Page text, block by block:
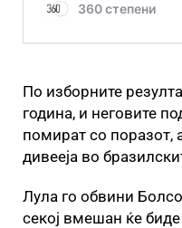
По изборните
година, и неговите
помират со поразот,
дивееја во
Лула го обвини
секој вмешан ќе